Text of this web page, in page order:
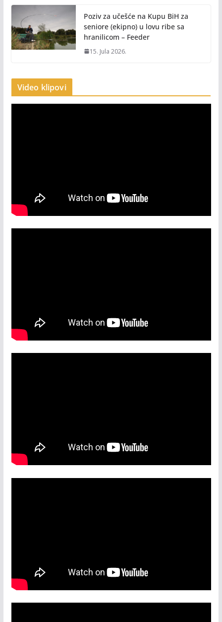
Poziv za učešće na Kupu BiH za
seniore (ekipno) u lovu ribe sa
hranilicom – Feeder
15. Jula 2026.
Video klipovi